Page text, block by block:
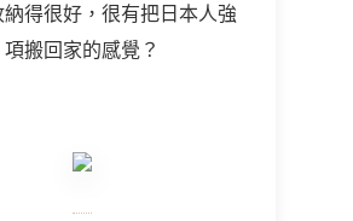
得很好，很有把日本人強
項搬回家的感覺？